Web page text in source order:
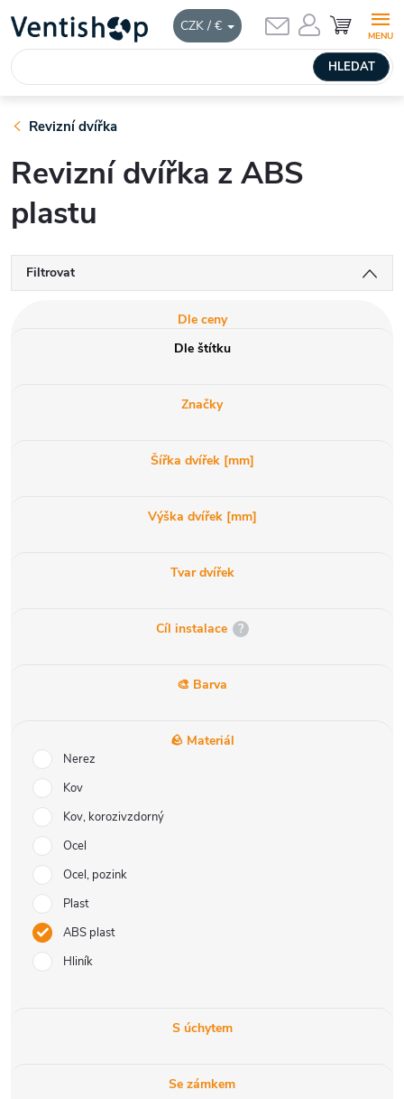
CZK / €
obsah
HLEDAT
Revizní dvířka
Revizní dvířka z ABS
plastu
Filtrovat
Dle ceny
Dle štítku
Značky
Šířka dvířek [mm]
Výška dvířek [mm]
Tvar dvířek
Cíl instalace ?
🎨 Barva
🪨 Materiál
Nerez
Kov
Kov, korozivzdorný
Ocel
Ocel, pozink
Plast
ABS plast
Hliník
S úchytem
Se zámkem